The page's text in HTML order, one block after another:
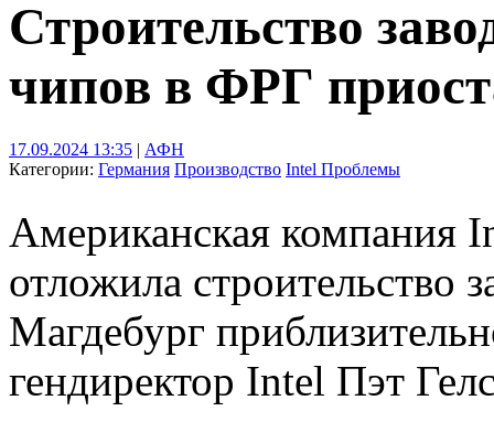
Строительство
чипов в ФРГ
17.09.2024 13:35 | АФН
Категории: Германия Производство Intel Проблемы
Американская компания
отложила строительство
Магдебург
гендиректор Intel Пэт